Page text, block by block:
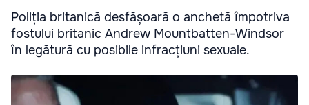
Poliția britanică desfășoară o anchetă împotriva
fostului britanic Andrew Mountbatten-Windsor
în legătură cu posibile infracțiuni sexuale.